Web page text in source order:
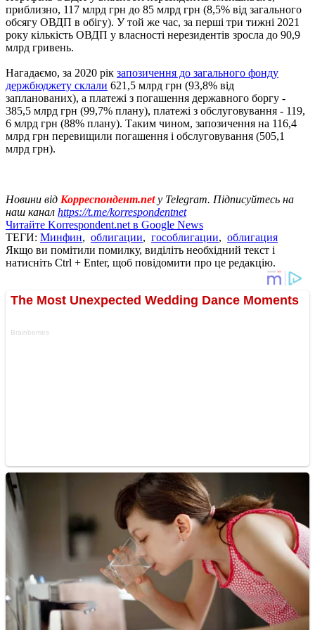
приблизно, 117 млрд грн до 85 млрд грн (8,5% від загального
обсягу ОВДП в обігу). У той же час, за перші три тижні 2021
року кількість ОВДП у власності нерезидентів зросла до 90,9
млрд гривень.
Нагадаємо, за 2020 рік запозичення до загального фонду
держбюджету склали 621,5 млрд грн (93,8% від
запланованих), а платежі з погашення державного боргу -
385,5 млрд грн (99,7% плану), платежі з обслуговування - 119,
6 млрд грн (88% плану). Таким чином, запозичення на 116,4
млрд грн перевищили погашення і обслуговування (505,1
млрд грн).
Новини від Корреспондент.netу Telegram. Підписуйтесь на
наш канал https://t.me/korrespondentnet
Читайте Korrespondent.net в Google News
ТЕГИ: Минфин, облигации, гособлигации, облигация
Якщо ви помітили помилку, виділіть необхідний текст і
натисніть Ctrl + Enter, щоб повідомити про це редакцію.